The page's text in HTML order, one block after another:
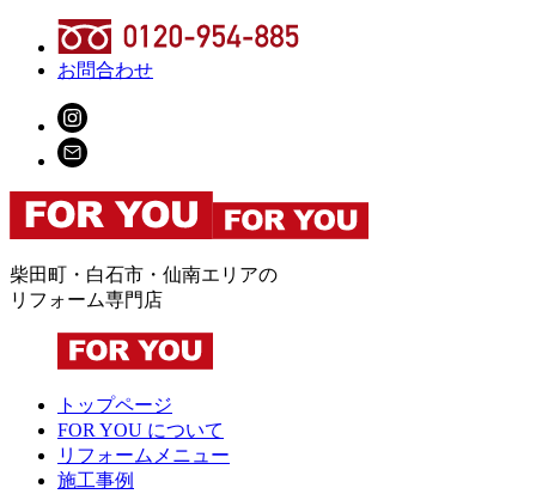
お問合わせ
柴田町・白石市・仙南エリアの
リフォーム専門店
トップページ
FOR YOU について
リフォームメニュー
施工事例